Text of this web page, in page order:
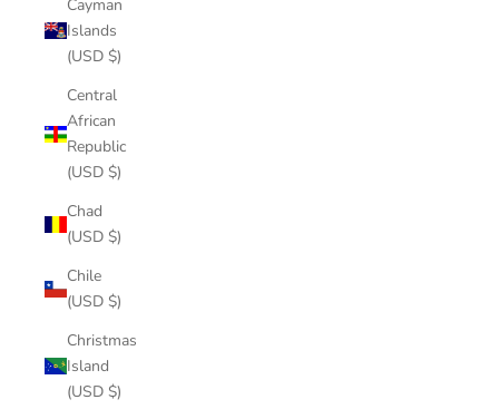
Cayman
Islands
(USD $)
Central
African
Republic
(USD $)
Chad
(USD $)
Chile
(USD $)
Christmas
Island
(USD $)